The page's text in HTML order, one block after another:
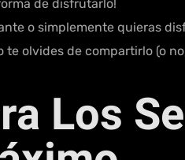
de disfrutarlo!
o simplemente quieras
olvides de compartirlo (o
Los